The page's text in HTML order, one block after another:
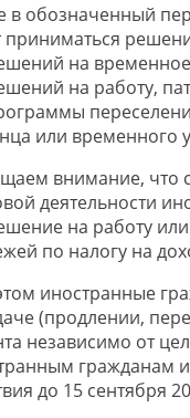
в обозначенный
приниматься
на
на работу,
или временного
внимание, что
деятельности
на работу
по налогу на
иностранные
(продлении,
независимо от
гражданам
до 15 сентября